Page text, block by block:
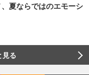
夏ならではのエモーシ
見る